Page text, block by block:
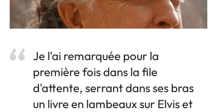
Je l'ai remarquée pour la
première fois dans la file
d'attente, serrant dans ses bras
un livre en lambeaux sur Elvis et